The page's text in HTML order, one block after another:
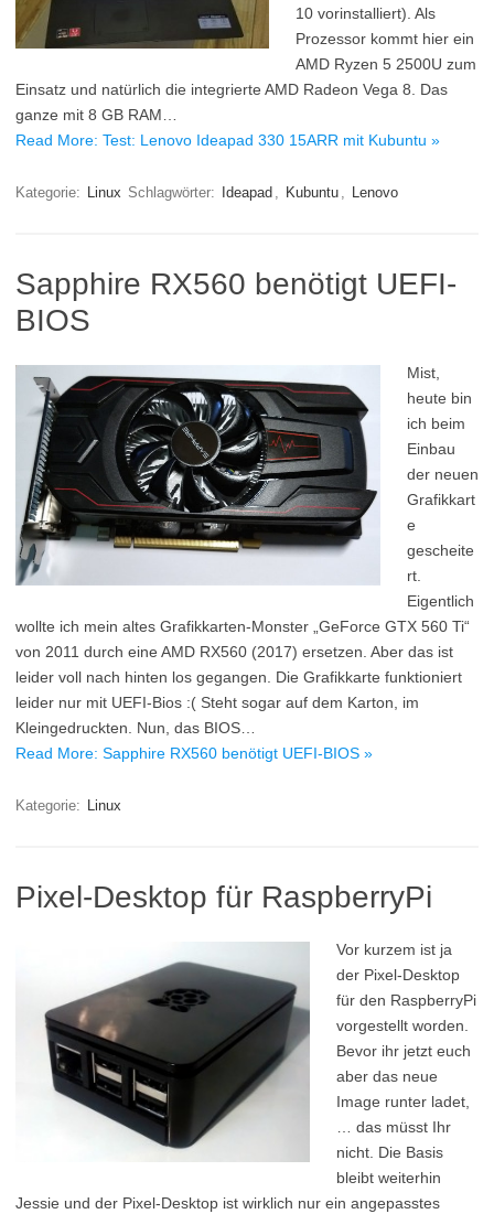
10 vorinstalliert). Als
Prozessor kommt hier ein
AMD Ryzen 5 2500U zum
Einsatz und natürlich die integrierte AMD Radeon Vega 8. Das
ganze mit 8 GB RAM…
Read More: Test: Lenovo Ideapad 330 15ARR mit Kubuntu »
Kategorie: Linux Schlagwörter: Ideapad , Kubuntu , Lenovo
Sapphire RX560 benötigt UEFI-
BIOS
Mist,
heute bin
ich beim
Einbau
der neuen
Grafikkart
e
gescheite
rt.
Eigentlich
wollte ich mein altes Grafikkarten-Monster „GeForce GTX 560 Ti“
von 2011 durch eine AMD RX560 (2017) ersetzen. Aber das ist
leider voll nach hinten los gegangen. Die Grafikkarte funktioniert
leider nur mit UEFI-Bios :( Steht sogar auf dem Karton, im
Kleingedruckten. Nun, das BIOS…
Read More: Sapphire RX560 benötigt UEFI-BIOS »
Kategorie: Linux
Pixel-Desktop für RaspberryPi
Vor kurzem ist ja
der Pixel-Desktop
für den RaspberryPi
vorgestellt worden.
Bevor ihr jetzt euch
aber das neue
Image runter ladet,
… das müsst Ihr
nicht. Die Basis
bleibt weiterhin
Jessie und der Pixel-Desktop ist wirklich nur ein angepasstes